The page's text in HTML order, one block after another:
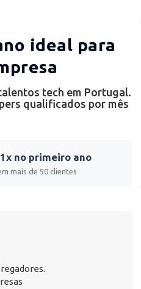
ideal para
tech em Portugal.
qualificados por mês
no primeiro ano
mais de 50 clientes